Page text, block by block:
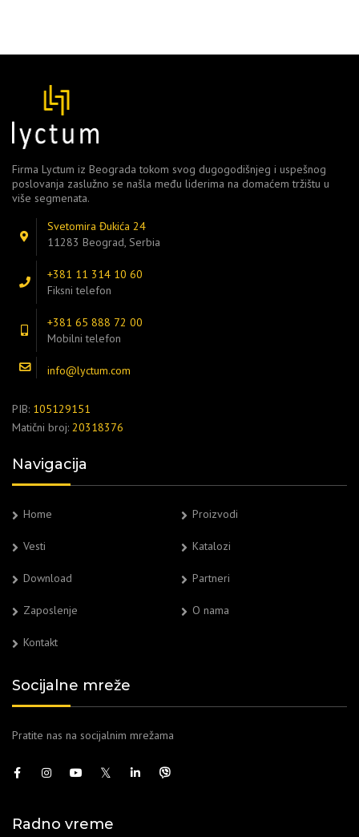
Firma Lyctum iz Beograda tokom svog dugogodišnjeg i uspešnog
poslovanja zaslužno se našla među liderima na domaćem tržištu u
više segmenata.
Svetomira Đukića 24
11283 Beograd, Serbia
+381 11 314 10 60
Fiksni telefon
+381 65 888 72 00
Mobilni telefon
info@lyctum.com
PIB: 105129151
Matični broj: 20318376
Navigacija
Home Proizvodi
Vesti Katalozi
Download Partneri
Zaposlenje O nama
Kontakt
Socijalne mreže
Pratite nas na socijalnim mrežama
Radno vreme